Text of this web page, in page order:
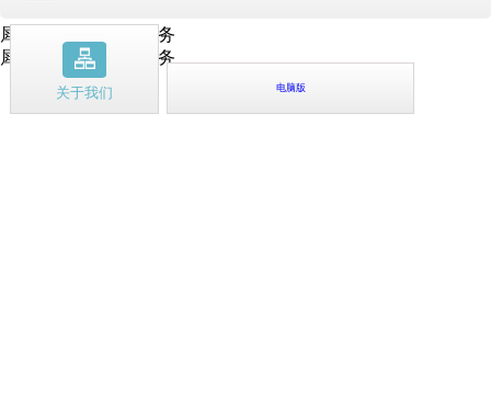
关于我们 电脑版
犀牛云提供云计算服务
犀牛云提供企业云服务